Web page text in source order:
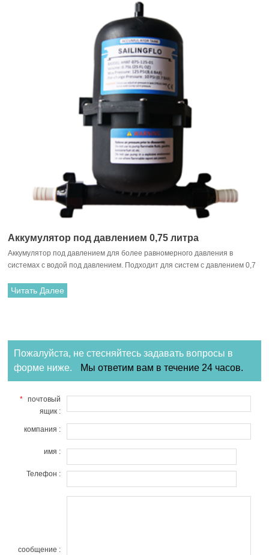
Аккумулятор под давлением 0,75 литра
Аккумулятор под давлением для более равномерного давления в
системах с водой под давлением. Подходит для систем с давлением 0,7
старых систем с прочными защелкивающимися фитингами.
Читать Далее
Пожалуйста, не стесняйтесь задавать вопросы в
форме ниже.
Мы ответим вам в течение 24 часов.
* почтовый
ящик :
компания :
имя :
Телефон :
сообщение :